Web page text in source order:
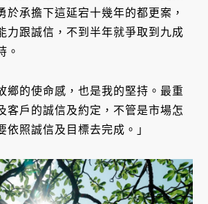
於承擔下這延宕十幾年的都更案，
力跟誠信，不到半年就爭取到九成
。
鄉的使命感，也是我的堅持。最重
客戶的誠信及約定，不管是市場怎
依照誠信及目標去完成。」